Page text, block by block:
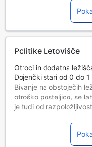
Politike Letovišče
Otroci in dodatna
Dojenčki stari od 0 do
Bivanje na obstoječih
otroško posteljico, se
je tudi od
Bivanje na obstoječih
Gostje, stari 11 let in